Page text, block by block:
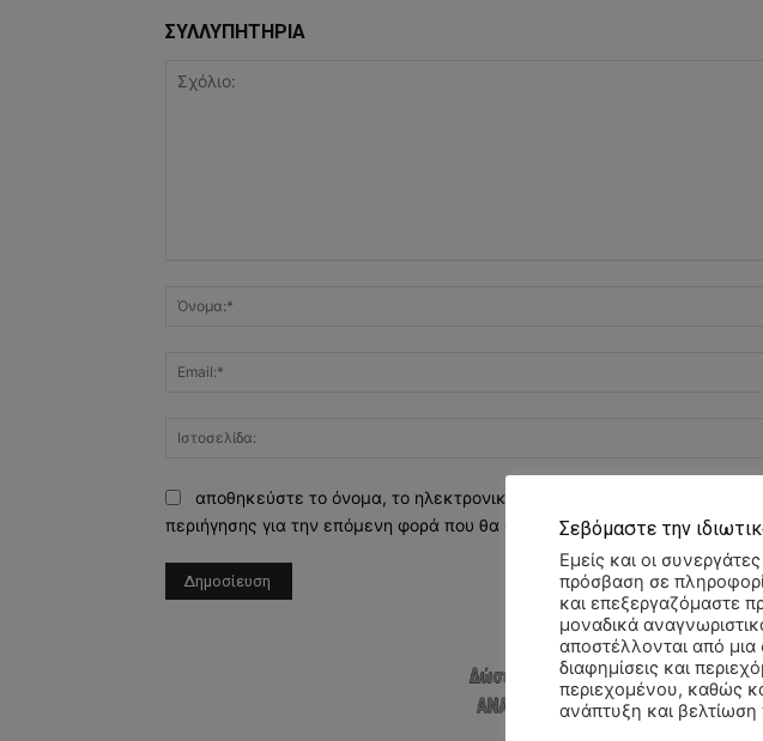
ΣΥΛΛΥΠΗΤΗΡΙΑ
αποθηκεύστε το όνομα, το ηλεκτρονικό ταχυδρομείο και τον
περιήγησης για την επόμενη φορά που θα σχολιάσω.Σεβόμαστε την
Εμείς και οι
πρόσβαση σε
και επεξεργαζόμαστε
μοναδικά
αποστέλλονται από
διαφημίσεις και
περιεχομένου, καθώς
ανάπτυξη και βελτίωση